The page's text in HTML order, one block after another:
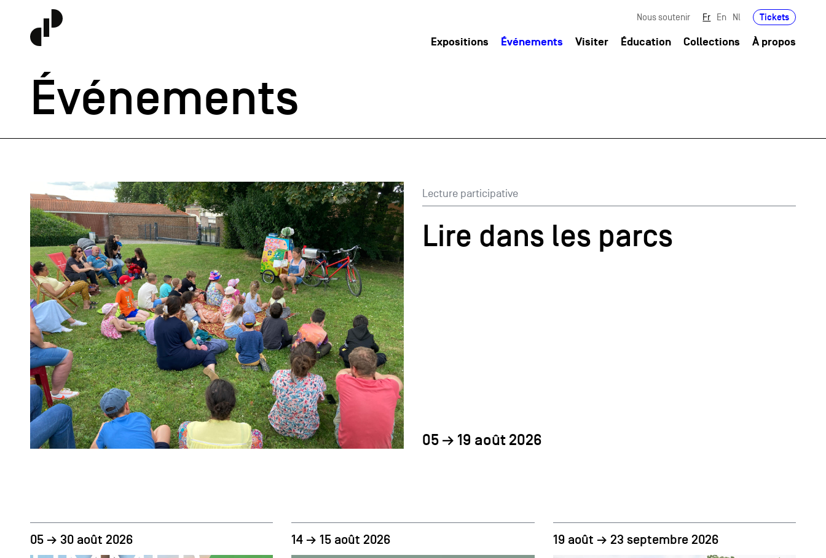
Nous soutenir Fr En Nl Tickets
Expositions Événements Visiter Éducation Collections À propos
Événements
Lecture participative
Lire dans les parcs
05 → 19 août 2026
05 → 30 août 2026 14 → 15 août 2026 19 août → 23 septembre 2026